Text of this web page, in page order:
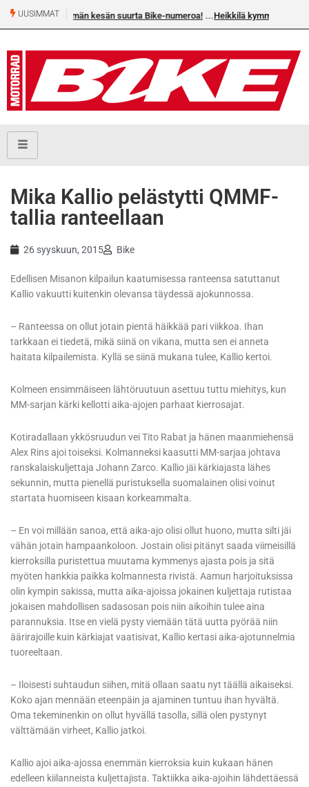
UUSIMMAT
Bike-numeroa! Heikkilä kymmenes 250cc EM-challengessä
Mika Kallio pelästytti QMMF-
tallia ranteellaan
26 syyskuun, 2015 Bike
Edellisen Misanon kilpailun kaatumisessa ranteensa satuttanut
Kallio vakuutti kuitenkin olevansa täydessä ajokunnossa.
– Ranteessa on ollut jotain pientä häikkää pari viikkoa. Ihan
tarkkaan ei tiedetä, mikä siinä on vikana, mutta sen ei anneta
haitata kilpailemista. Kyllä se siinä mukana tulee, Kallio kertoi.
Kolmeen ensimmäiseen lähtöruutuun asettuu tuttu miehitys, kun
MM-sarjan kärki kellotti aika-ajojen parhaat kierrosajat.
Kotiradallaan ykkösruudun vei Tito Rabat ja hänen maanmiehensä
Alex Rins ajoi toiseksi. Kolmanneksi kaasutti MM-sarjaa johtava
ranskalaiskuljettaja Johann Zarco. Kallio jäi kärkiajasta lähes
sekunnin, mutta pienellä puristuksella suomalainen olisi voinut
startata huomiseen kisaan korkeammalta.
– En voi millään sanoa, että aika-ajo olisi ollut huono, mutta silti jäi
vähän jotain hampaankoloon. Jostain olisi pitänyt saada viimeisillä
kierroksilla puristettua muutama kymmenys ajasta pois ja sitä
myöten hankkia paikka kolmannesta rivistä. Aamun harjoituksissa
olin kympin sakissa, mutta aika-ajoissa jokainen kuljettaja rutistaa
jokaisen mahdollisen sadasosan pois niin aikoihin tulee aina
parannuksia. Itse en vielä pysty viemään tätä uutta pyörää niin
äärirajoille kuin kärkiajat vaatisivat, Kallio kertasi aika-ajotunnelmia
tuoreeltaan.
– Iloisesti suhtaudun siihen, mitä ollaan saatu nyt täällä aikaiseksi.
Koko ajan mennään eteenpäin ja ajaminen tuntuu ihan hyvältä.
Oma tekeminenkin on ollut hyvällä tasolla, sillä olen pystynyt
välttämään virheet, Kallio jatkoi.
Kallio ajoi aika-ajossa enemmän kierroksia kuin kukaan hänen
edelleen kiilanneista kuljettajista. Taktiikka aika-ajoihin lähdettäessä